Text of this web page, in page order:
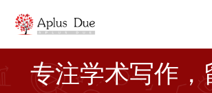
内
专注学术写作，